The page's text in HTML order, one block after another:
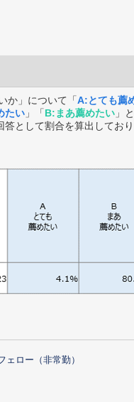
か」について「A:とても薦
たい 」「B:まあ薦めたい 」
として割合を算出しており
ロー（非常勤）